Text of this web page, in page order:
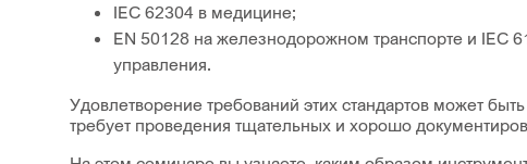
IEC 62304 в медицине;
EN 50128 на железнодорожном транспорте и IEC
управления.
Удовлетворение требований этих стандартов может
требует проведения тщательных и хорошо